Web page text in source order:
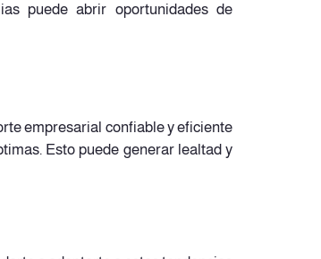
puede abrir oportunidades de
empresarial confiable y eficiente
Esto puede generar lealtad y